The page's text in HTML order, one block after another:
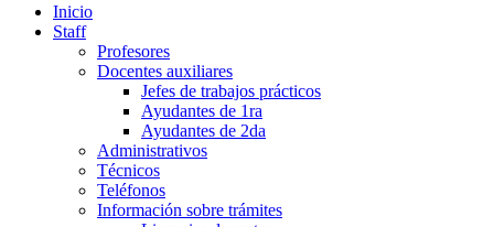
Inicio
Staff
Profesores
Docentes auxiliares
Jefes de trabajos prácticos
Ayudantes de 1ra
Ayudantes de 2da
Administrativos
Técnicos
Teléfonos
Información sobre trámites